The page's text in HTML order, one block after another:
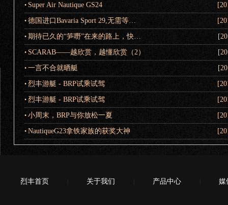
• Super Air Nautique GS24
• 德国进口Bavaria Sport 29,无需等…
• 期待已久的“笋嘢”在来的路上，快…
• SCARAB——越欣赏，越懂欣赏（2）
• 一言不合就晒艇
• 烈丰游艇 - BRP试乘试驾
• 烈丰游艇 - BRP试乘试驾
• 小周末，BRP与你放松一夏
• NautiqueG23拿铁家族的获奖大神
烈丰首页 关于我们 产品中心 媒